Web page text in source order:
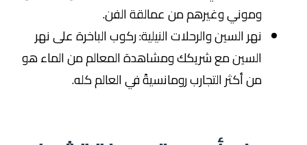
وموني وغيرهم من عمالقة الفن.
نهر السين والرحلات النيلية: ركوب الباخرة على نهر
السين مع شريكك ومشاهدة المعالم من الماء هو
من أكثر التجارب رومانسيةً في العالم كله.